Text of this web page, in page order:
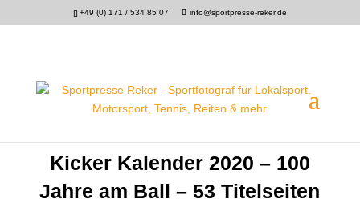
+49 (0) 171 / 534 85 07 info@sportpresse-reker.de
Kicker Kalender 2020 – 100
Jahre am Ball – 53 Titelseiten